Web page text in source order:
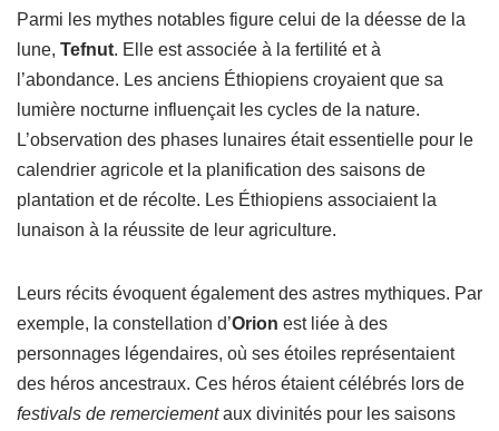
Parmi les mythes notables figure celui de la déesse de la
lune, Tefnut. Elle est associée à la fertilité et à
l’abondance. Les anciens Éthiopiens croyaient que sa
lumière nocturne influençait les cycles de la nature.
L’observation des phases lunaires était essentielle pour le
calendrier agricole et la planification des saisons de
plantation et de récolte. Les Éthiopiens associaient la
lunaison à la réussite de leur agriculture.
Leurs récits évoquent également des astres mythiques. Par
exemple, la constellation d’Orion est liée à des
personnages légendaires, où ses étoiles représentaient
des héros ancestraux. Ces héros étaient célébrés lors de
festivals de remerciementaux divinités pour les saisons